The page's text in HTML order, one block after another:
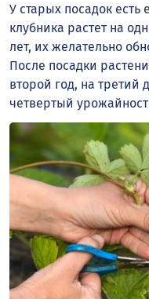
У старых посадок
клубника растет на
лет, их желательно
После посадки
второй год, на
четвертый